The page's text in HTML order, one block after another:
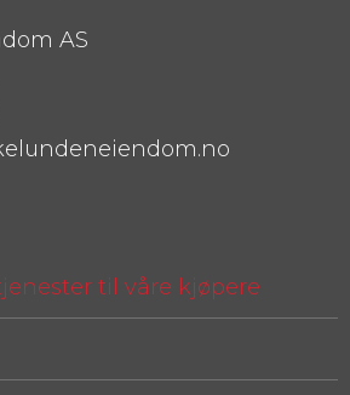
AS
til våre kjøpere